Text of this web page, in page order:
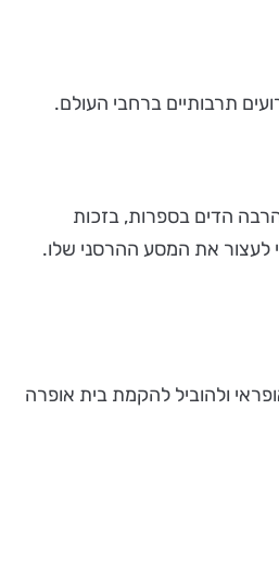
המבוצעות ביותר ועם הכי הרבה הדים בספרות, בזכות
לעצור את המסע ההרסני שלו.
ולהוביל להקמת בית אופרה